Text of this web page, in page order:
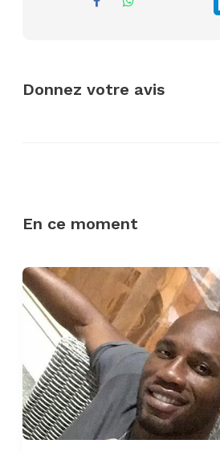
Donnez votre avis
En ce moment